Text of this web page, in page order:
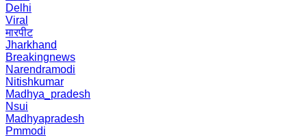
Delhi
Viral
मारपीट
Jharkhand
Breakingnews
Narendramodi
Nitishkumar
Madhya_pradesh
Nsui
Madhyapradesh
Pmmodi